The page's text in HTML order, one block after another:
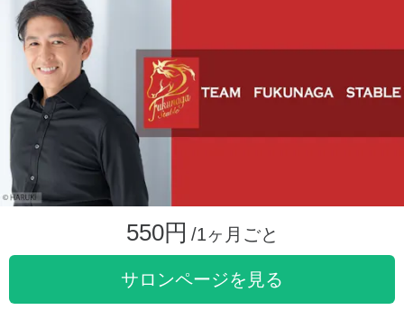
550円 /1ヶ月ごと
サロンページを見る